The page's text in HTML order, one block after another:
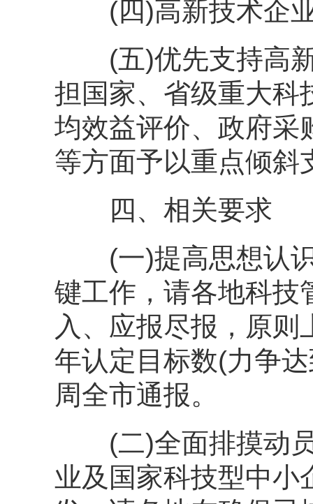
(四)高新技术企业
(五)优先支持高新
担国家、省级重大科
均效益评价、政府采
等方面予以重点倾斜
四、相关要求
(一)提高思想认识
键工作，请各地科技
入、应报尽报，原
年认定目标数(力争
周全市通报。
(二)全面排摸动员
业及国家科技型中小